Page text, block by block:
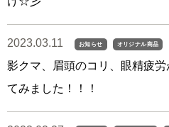
2023.03.11 お知らせ オリジナル商品
影クマ、眉頭のコリ、眼精疲
てみました！！！